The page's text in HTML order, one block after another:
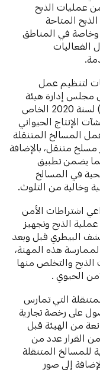
عمليات الذبح
المتاحة
وخاصة في المناطق
الفعاليات
لتنظيم عمل
مجلس إدارة هيئة
أبوظبي للزراعة والسلامة الغذائية رقم (8) لسنة 2020 الخاص
الإنتاج الحيواني
المسالخ المتنقلة
مسلخ متنقل، بالإضافة
يضمن تطبيق
في المسالخ
وخالية من التلوث.
اشتراطات الأمن
الذبح وتجهيز
البيطري قبل وبعد
هذه المهنة،
والتخلص منها
الحيوي .
التي تمارس
على رخصة تجارية
من الهيئة قبل
القرار عدد من
للمسالخ المتنقلة
إلى صور